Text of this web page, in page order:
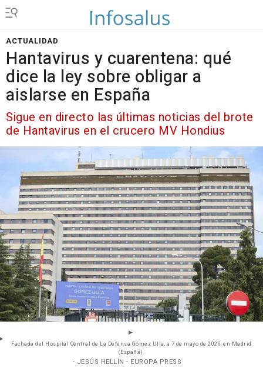
ACTUALIDAD
Hantavirus y cuarentena: qué
dice la ley sobre obligar a
aislarse en España
Sigue en directo las últimas noticias del brote
de Hantavirus en el crucero MV Hondius
Fachada del Hospital Central de La Defensa Gómez Ulla, a 7 de mayo de 2026, en Madrid
(España).
- JESÚS HELLÍN - EUROPA PRESS